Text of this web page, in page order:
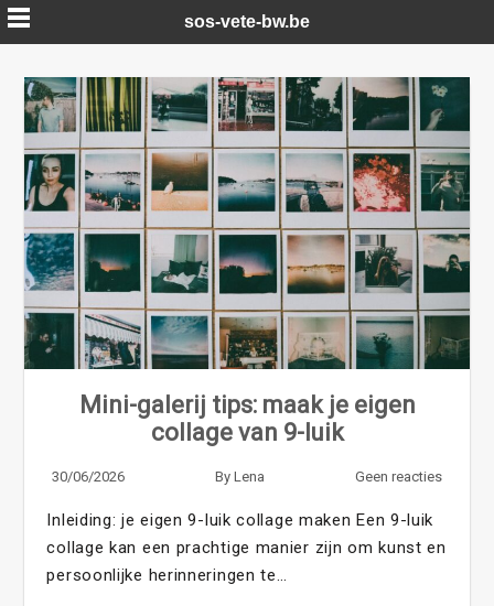
Skip
to
content
sos-vete-bw.be
Mini-galerij tips: maak je eigen
collage van 9-luik
30/06/2026 By Lena Geen reacties
Inleiding: je eigen 9-luik collage maken Een 9-luik
collage kan een prachtige manier zijn om kunst en
persoonlijke herinneringen te…